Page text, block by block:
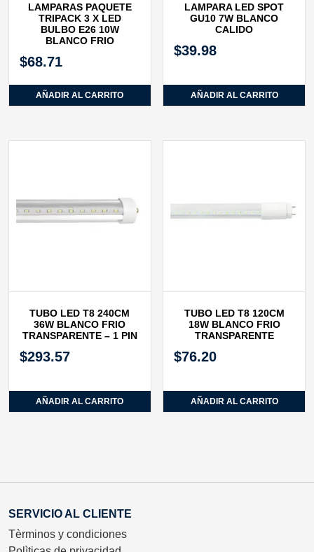
LAMPARAS PAQUETE
TRIPACK 3 X LED
BULBO E26 10W
BLANCO FRIO
$68.71
AÑADIR AL CARRITO
LAMPARA LED SPOT
GU10 7W BLANCO
CALIDO
$39.98
AÑADIR AL CARRITO
TUBO LED T8 240CM
36W BLANCO FRIO
TRANSPARENTE – 1 PIN
$293.57
AÑADIR AL CARRITO
TUBO LED T8 120CM
18W BLANCO FRIO
TRANSPARENTE
$76.20
AÑADIR AL CARRITO
SERVICIO AL CLIENTE
Tèrminos y condiciones